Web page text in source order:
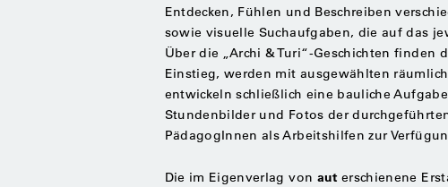
Entdecken, Fühlen und Beschreiben
sowie visuelle Suchaufgaben, die auf das
Über die „Archi & Turi“-Geschichten finden
Einstieg, werden mit ausgewählten
entwickeln schließlich eine bauliche
Stundenbilder und Fotos der
PädagogInnen als Arbeitshilfen zur
Die im Eigenverlag von auterschienene